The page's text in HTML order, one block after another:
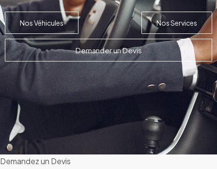
Nos Véhicules Nos Services
Demander un Devis
Demandez un Devis